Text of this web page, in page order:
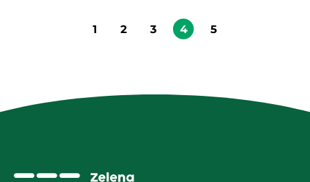
1 2 3 4 5